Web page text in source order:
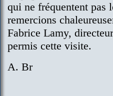
qui ne fréquentent pas
remercions
Fabrice Lamy,
permis cette visite.
A. Br